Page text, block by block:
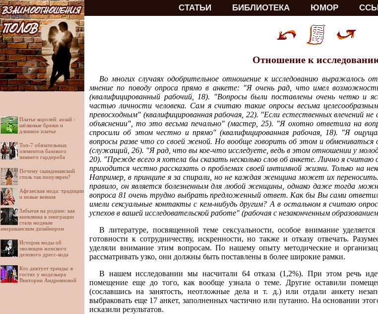
СТАТЬИ БИБЛИОТЕКА ЮМОР
Платье королей: аозай -
шёлковые брюки и
длинное платье
Топ-7 обязательных
элементов базового
зимнего гардероба
Почему скандинавский
стиль так популярен?
Афганская мода: традиции
и новые веяния
Забытая на родине: как
киевлянка в эмиграции
стала модным
американским дизайнером
Историк моды об
эволюции женского
делового дресс-кода
Кто диктует тренды: в
гостях у модельера
Виктории Андреяновой
Отношение к
Во многих случаях одобрительное отношение к исследованию выражалось
мнение по поводу опроса прямо в анкете: "Я очень рад, что имел
(квалифицированный рабочий, 18). "Вопросы были поставлены очень четко и
частью личности человека. Сам я считаю такие опросы весьма
превосходным" (квалифицированная рабочая, 22). "Если естественных влечений
объяснении", то это весьма печально" (мастер, 25). "Я охотно ответила на
спросили об этом честно и прямо" (квалифицированная рабочая, 18). "Я
вопросы разве что со своей женой. Но вообще говорить об этом и
(служащий, 26). "Я рад, что вы кое-что исследуете, ведь в этом отношении у
20). "Прежде всего я хотела бы сказать несколько слов об анкете. Лично я
приходится честно рассказать о проблемах своей интимной жизни. Только на
Например, в принципе я за спирали, но не каждая женщина может их
правило, он является болезненным для любой женщины, однако даже тогда
вопроса 81 очень трудно выбрать предложенный ответ. Как бы Вы сами
имели сексуальные контакты с кем-нибудь другим? А в остальном я считаю
успехов в вашей исследовательской работе" (рабочая с незаконченным
В литературе, посвященной теме сексуальности, особое внимание
готовности к сотрудничеству, искренности, но также и отказу отвечать.
уделяли внимание этим вопросам. По нашему опыту методические и
рассматривать узко, они должны быть поставлены в более широкие рамки.
В нашем исследовании мы насчитали 64 отказа (1,2%). При этом речь
помещение еще до того, как вообще узнала о теме. Другие оставили
(сославшись на занятость, неотложные дела и т. д.) или отдали анкету
выбраковать еще 17 анкет, заполненных частично или путанно. На основании
исказили результатов.